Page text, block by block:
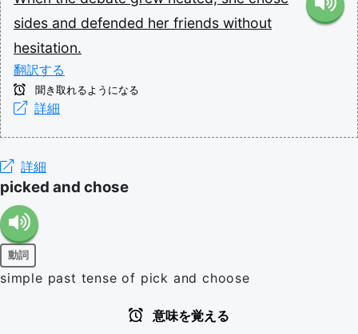
sides and defended her friends without
hesitation.
翻訳する
聞き取れるようになる
詳細
詳細
picked and chose
動詞
simple past tense of pick and choose
意味を覚える